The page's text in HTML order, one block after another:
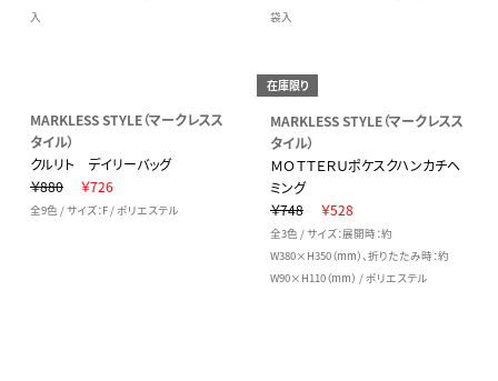
入
袋入
MARKLESS STYLE（マークレスス
タイル）
クルリト デイリーバッグ
￥880
￥726
全9色 / サイズ：F / ポリエステル
在庫限り
MARKLESS STYLE（マークレスス
タイル）
ＭＯＴＴＥＲＵポケスクハンカチヘ
ミング
￥748
￥528
全3色 / サイズ：展開時：約
W380×H350（mm）、折りたたみ時：約
W90×H110（mm） / ポリエステル